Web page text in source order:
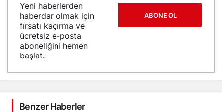
Yeni haberlerden
haberdar olmak için
fırsatı kaçırma ve
ücretsiz e-posta
aboneliğini hemen
başlat.
ABONE OL
Benzer Haberler